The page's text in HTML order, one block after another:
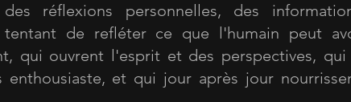
réflexions personnelles, des
tentant de refléter ce que l'humain peut
qui ouvrent l'esprit et des perspectives,
et qui jour après jour